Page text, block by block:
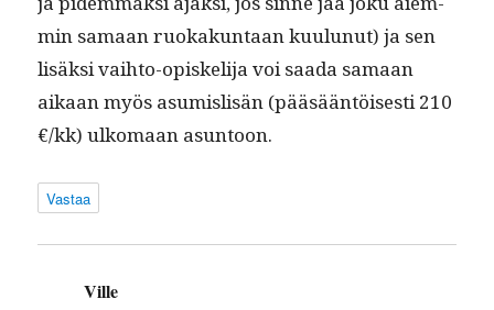
min samaan ruokakun­taan kuu­lunut) ja sen
lisäk­si vai­h­to-opiske­li­ja voi saa­da samaan
aikaan myös asum­is­lisän (pääsään­töis­es­ti 210
€/kk) ulko­maan asuntoon.
Vastaa
Ville